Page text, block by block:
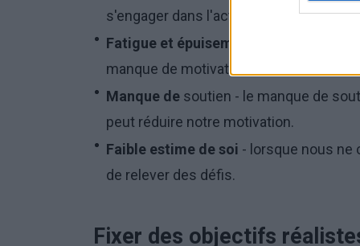
s'engager dans l'action.
Fatigue et épuisement
- une fatigue
manque de motivation.
Manque de soutien - le manque de
peut réduire notre motivation.
Faible estime de soi - lorsque nous ne
de relever des défis.
Fixer des objectifs